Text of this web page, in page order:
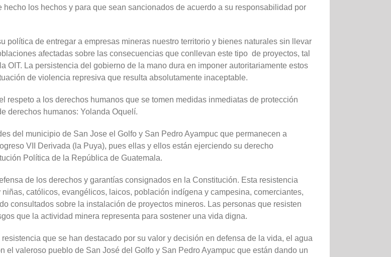
los hechos y para que sean sancionados de acuerdo a su responsabilidad por
de entregar a empresas mineras nuestro territorio y bienes naturales sin llevar
afectadas sobre las consecuencias que conllevan este tipo de proyectos, tal
La persistencia del gobierno de la mano dura en imponer autoritariamente estos
de violencia represiva que resulta absolutamente inaceptable.
a los derechos humanos que se tomen medidas inmediatas de protección
derechos humanos: Yolanda Oquelí.
del municipio de San Jose el Golfo y San Pedro Ayampuc que permanecen a
VII Derivada (la Puya), pues ellas y ellos están ejerciendo su derecho
Política de la República de Guatemala.
de los derechos y garantías consignados en la Constitución. Esta resistencia
católicos, evangélicos, laicos, población indígena y campesina, comerciantes,
consultados sobre la instalación de proyectos mineros. Las personas que resisten
que la actividad minera representa para sostener una vida digna.
que se han destacado por su valor y decisión en defensa de la vida, el agua
el valeroso pueblo de San José del Golfo y San Pedro Ayampuc que están dando un